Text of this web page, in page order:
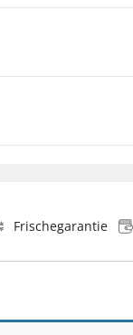
Frischegarantie